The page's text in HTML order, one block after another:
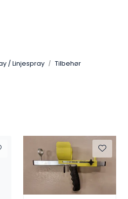
/ Linjespray Tilbehør